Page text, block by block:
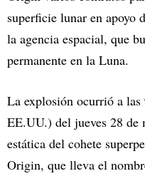
superficie lunar en apoyo
la agencia espacial, que
permanente en la Luna.
La explosión ocurrió a
EE.UU.) del jueves 28 de
estática del cohete
Origin, que lleva el